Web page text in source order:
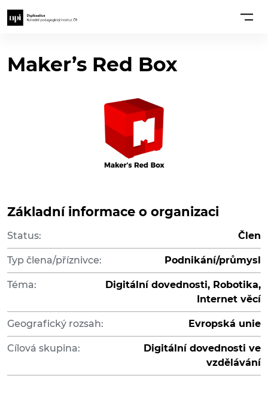
Maker’s Red Box
Základní informace o organizaci
Status: Člen
Typ člena/příznivce: Podnikání/průmysl
Téma:
Digitální dovednosti, Robotika,
Internet věcí
Geografický rozsah: Evropská unie
Cílová skupina:
Digitální dovednosti ve
vzdělávání